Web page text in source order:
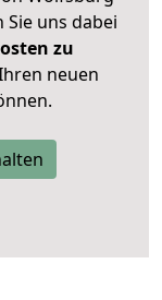
uns dabei
zu
neuen